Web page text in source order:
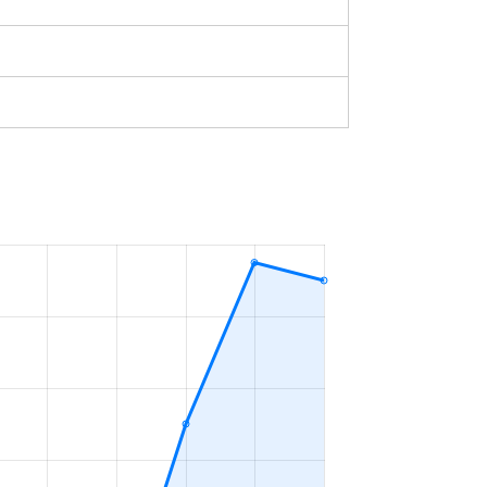
築0年
2023年10～12月
2023年7～9月
2023年7～9月
2023年4～6月
築0年 2023年4～6月